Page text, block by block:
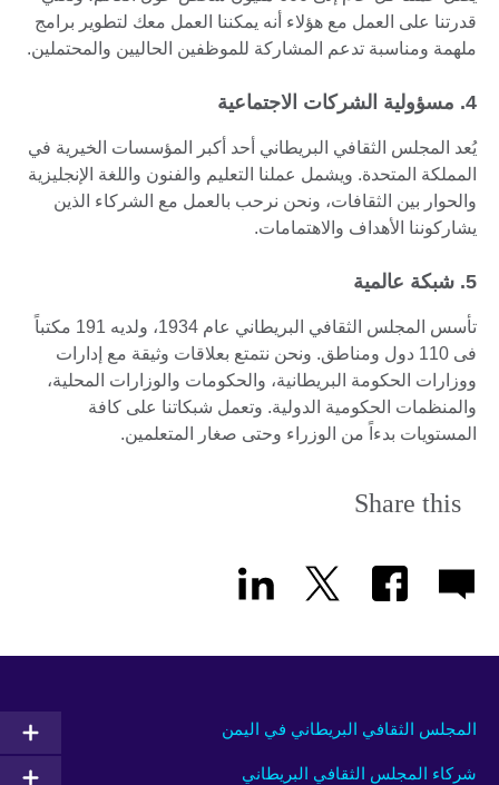
قدرتنا على العمل مع هؤلاء أنه يمكننا العمل معك لتطوير برامج
ملهمة ومناسبة تدعم المشاركة للموظفين الحاليين والمحتملين.
4. مسؤولية الشركات الاجتماعية
يُعد المجلس الثقافي البريطاني أحد أكبر المؤسسات الخيرية في
المملكة المتحدة. ويشمل عملنا التعليم والفنون واللغة الإنجليزية
والحوار بين الثقافات، ونحن نرحب بالعمل مع الشركاء الذين
يشاركوننا الأهداف والاهتمامات.
5. شبكة عالمية
تأسس المجلس الثقافي البريطاني عام 1934، ولديه 191 مكتباً
فى 110 دول ومناطق. ونحن نتمتع بعلاقات وثيقة مع إدارات
ووزارات الحكومة البريطانية، والحكومات والوزارات المحلية،
والمنظمات الحكومية الدولية. وتعمل شبكاتنا على كافة
المستويات بدءاً من الوزراء وحتى صغار المتعلمين.
Share this
المجلس الثقافي البريطاني في اليمن
شركاء المجلس الثقافي البريطاني